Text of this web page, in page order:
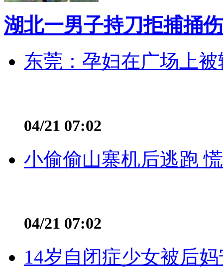
湖北一男子持刀拒捕捅
东莞：孕妇在广场上
04/21 07:02
小偷偷山寨机后逃跑
04/21 07:02
14岁自闭症少女被后